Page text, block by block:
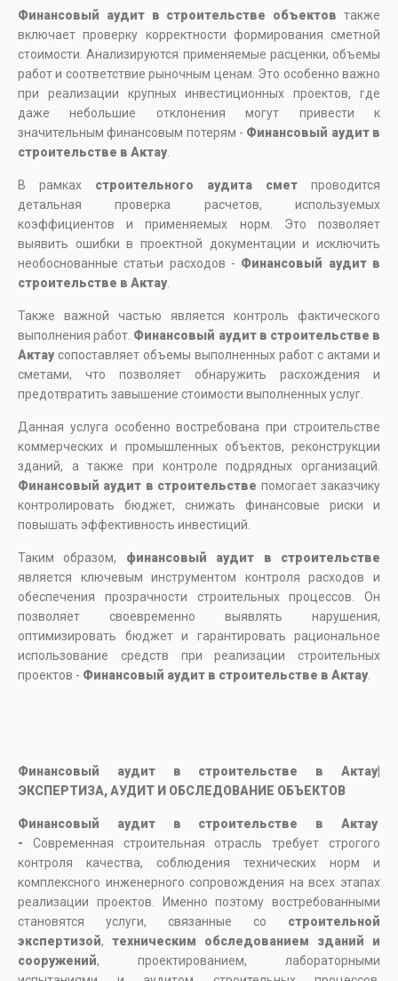
Финансовый аудит в строительстве объектов также
включает проверку корректности формирования сметной
стоимости. Анализируются применяемые расценки, объемы
работ и соответствие рыночным ценам. Это особенно важно
при реализации крупных инвестиционных проектов, где
даже небольшие отклонения могут привести к
значительным финансовым потерям - Финансовый аудит в
строительстве в Актау.
В рамках строительного аудита смет проводится
детальная проверка расчетов, используемых
коэффициентов и применяемых норм. Это позволяет
выявить ошибки в проектной документации и исключить
необоснованные статьи расходов - Финансовый аудит в
строительстве в Актау.
Также важной частью является контроль фактического
выполнения работ. Финансовый аудит в строительстве в
Актаусопоставляет объемы выполненных работ с актами и
сметами, что позволяет обнаружить расхождения и
предотвратить завышение стоимости выполненных услуг.
Данная услуга особенно востребована при строительстве
коммерческих и промышленных объектов, реконструкции
зданий, а также при контроле подрядных организаций.
Финансовый аудит в строительстве помогает заказчику
контролировать бюджет, снижать финансовые риски и
повышать эффективность инвестиций.
Таким образом, финансовый аудит в строительстве
является ключевым инструментом контроля расходов и
обеспечения прозрачности строительных процессов. Он
позволяет своевременно выявлять нарушения,
оптимизировать бюджет и гарантировать рациональное
использование средств при реализации строительных
проектов - Финансовый аудит в строительстве в Актау.
Финансовый аудит в строительстве в Актау|
ЭКСПЕРТИЗА, АУДИТ И ОБСЛЕДОВАНИЕ ОБЪЕКТОВ
Финансовый аудит в строительстве в Актау
- Современная строительная отрасль требует строгого
контроля качества, соблюдения технических норм и
комплексного инженерного сопровождения на всех этапах
реализации проектов. Именно поэтому востребованными
становятся услуги, связанные со строительной
экспертизой, техническим обследованием зданий и
сооружений, проектированием, лабораторными